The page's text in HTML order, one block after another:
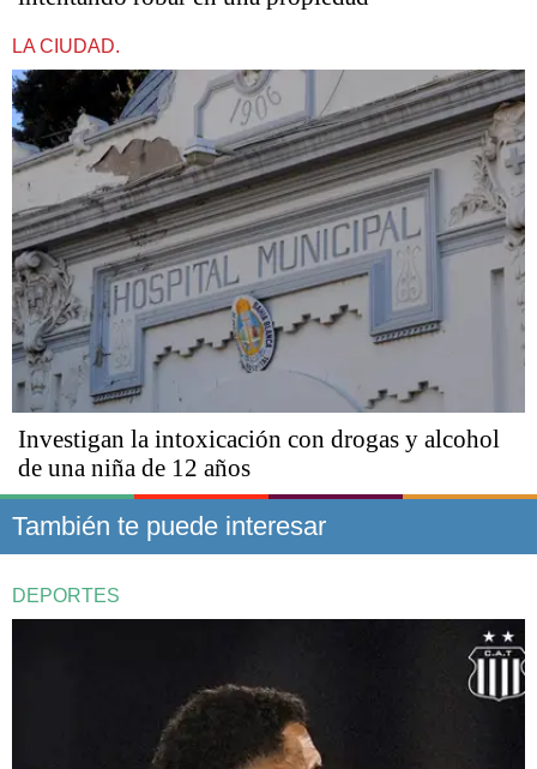
LA CIUDAD.
Investigan la intoxicación con drogas y alcohol
de una niña de 12 años
También te puede interesar
DEPORTES